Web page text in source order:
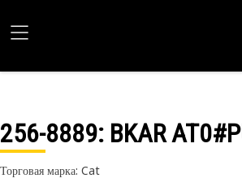
256-8889: BKAR
Торговая марка: Cat